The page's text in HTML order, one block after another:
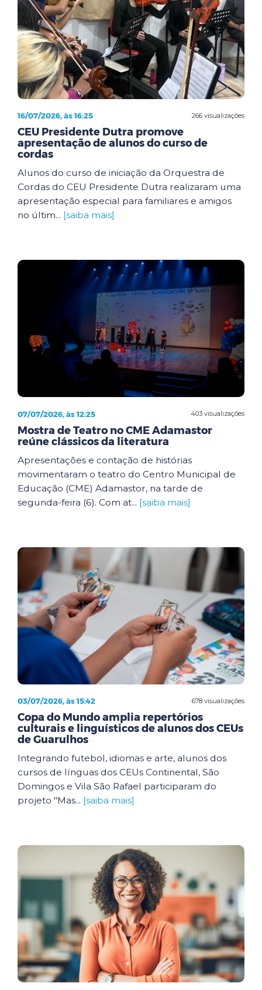
266 visualizações
16/07/2026, às 16:25
CEU Presidente Dutra promove
apresentação de alunos do curso de
cordas
Alunos do curso de iniciação da Orquestra de
Cordas do CEU Presidente Dutra realizaram uma
apresentação especial para familiares e amigos
no últim... [saiba mais]
403 visualizações
07/07/2026, às 12:25
Mostra de Teatro no CME Adamastor
reúne clássicos da literatura
Apresentações e contação de histórias
movimentaram o teatro do Centro Municipal de
Educação (CME) Adamastor, na tarde de
segunda-feira (6). Com at... [saiba mais]
678 visualizações
03/07/2026, às 15:42
Copa do Mundo amplia repertórios
culturais e linguísticos de alunos dos CEUs
de Guarulhos
Integrando futebol, idiomas e arte, alunos dos
cursos de línguas dos CEUs Continental, São
Domingos e Vila São Rafael participaram do
projeto "Mas... [saiba mais]